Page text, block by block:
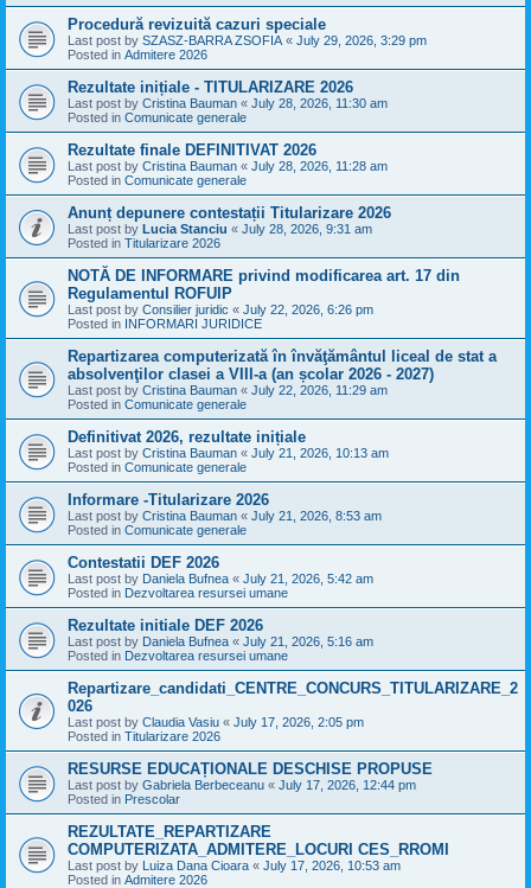
Procedură revizuită cazuri speciale
Last post by SZASZ-BARRA ZSOFIA « July 29, 2026, 3:29 pm
Posted in Admitere 2026
Rezultate inițiale - TITULARIZARE 2026
Last post by Cristina Bauman « July 28, 2026, 11:30 am
Posted in Comunicate generale
Rezultate finale DEFINITIVAT 2026
Last post by Cristina Bauman « July 28, 2026, 11:28 am
Posted in Comunicate generale
Anunț depunere contestații Titularizare 2026
Last post by Lucia Stanciu « July 28, 2026, 9:31 am
Posted in Titularizare 2026
NOTĂ DE INFORMARE privind modificarea art. 17 din
Regulamentul ROFUIP
Last post by Consilier juridic « July 22, 2026, 6:26 pm
Posted in INFORMARI JURIDICE
Repartizarea computerizată în învăţământul liceal de stat a
absolvenţilor clasei a VIII-a (an școlar 2026 - 2027)
Last post by Cristina Bauman « July 22, 2026, 11:29 am
Posted in Comunicate generale
Definitivat 2026, rezultate inițiale
Last post by Cristina Bauman « July 21, 2026, 10:13 am
Posted in Comunicate generale
Informare -Titularizare 2026
Last post by Cristina Bauman « July 21, 2026, 8:53 am
Posted in Comunicate generale
Contestatii DEF 2026
Last post by Daniela Bufnea « July 21, 2026, 5:42 am
Posted in Dezvoltarea resursei umane
Rezultate initiale DEF 2026
Last post by Daniela Bufnea « July 21, 2026, 5:16 am
Posted in Dezvoltarea resursei umane
Repartizare_candidati_CENTRE_CONCURS_TITULARIZARE_2
026
Last post by Claudia Vasiu « July 17, 2026, 2:05 pm
Posted in Titularizare 2026
RESURSE EDUCAȚIONALE DESCHISE PROPUSE
Last post by Gabriela Berbeceanu « July 17, 2026, 12:44 pm
Posted in Prescolar
REZULTATE_REPARTIZARE
COMPUTERIZATA_ADMITERE_LOCURI CES_RROMI
Last post by Luiza Dana Cioara « July 17, 2026, 10:53 am
Posted in Admitere 2026